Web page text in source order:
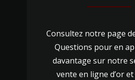
Consultez notre page
Questions pour en
davantage sur notre
vente en ligne d’or